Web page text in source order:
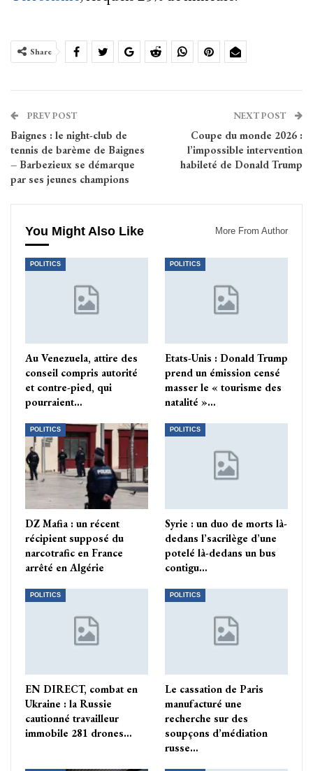
Share
PREV POST
Baignes : le night-club de
tennis de barème de Baignes
– Barbezieux se démarque
par ses jeunes champions
NEXT POST
Coupe du monde 2026 :
l’impossible intervention
habileté de Donald Trump
You Might Also Like More From Author
POLITICS
Au Venezuela, attire des
conseil compris autorité
et contre-pied, qui
pourraient…
POLITICS
Etats-Unis : Donald Trump
prend un émission censé
masser le « tourisme des
natalité »…
POLITICS
DZ Mafia : un récent
récipient supposé du
narcotrafic en France
arrêté en Algérie
POLITICS
Syrie : un duo de morts là-
dedans l’sacrilège d’une
potelé là-dedans un bus
contigu…
POLITICS
EN DIRECT, combat en
Ukraine : la Russie
cautionné travailleur
immobile 281 drones…
POLITICS
Le cassation de Paris
manufacturé une
recherche sur des
soupçons d’médiation
russe…